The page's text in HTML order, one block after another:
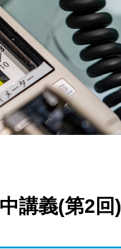
講義(第2回)